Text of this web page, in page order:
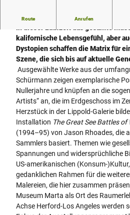
Route Anrufen
Die Kunstszene aus Los Angeles
kalifornische Lebensgefühl, aber
Dystopien schaffen die Matrix für
Szene, die sich bis auf aktuelle
Ausgewählte Werke aus der
Schürmann zeigen exemplarische
Nullerjahre und knüpfen an die
Artists“ an, die im Erdgeschoss im
Herzstück in der Lippold-Galerie
Installation The Great See Battles
(1994–95) von Jason Rhoades, die
Sammlers basiert. Themen wie
Spannungen und widersprüchliche
US-amerikanischen (Konsum-
gedanklichen Rahmen für die
Malereien, die hier zusammen
Museum Marta als Ort des
Achse Herford-Los Angeles werden